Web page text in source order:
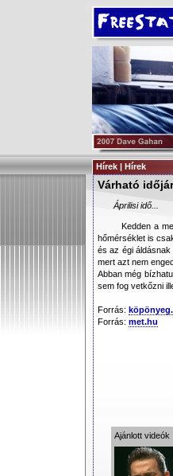
Hírek | Hírek
Várható
Áprilisi idő...
Kedden a
hőmérséklet is
és az égi
mert azt nem
Abban még
sem fog vetkőzni
Forrás:
Forrás: met.hu
Ajánlott videók